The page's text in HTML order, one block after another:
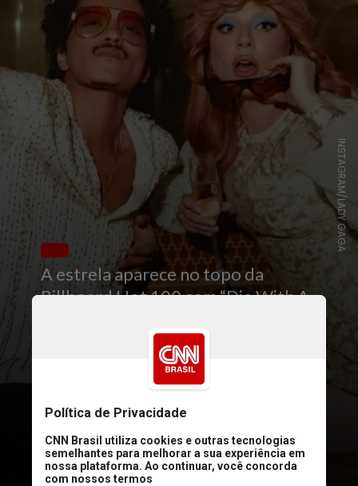
A estrela aparece no topo da
Billboard Hot 100 com “Die With A
Bruno Mars. Com o feito, a norte-
americana chega à terceira década
seguida emplacando dois hits
diferentes na primeira posição da
Hot 100
INSTAGRAM/LADY GAGA